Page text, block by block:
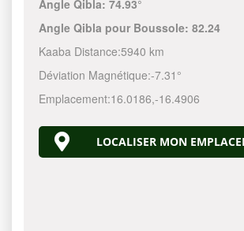
Angle Qibla:74.93°
Angle Qibla pour Boussole:82.24
Kaaba Distance:5940 km
Déviation Magnétique:-7.31°
Emplacement:16.0186,-16.4906
LOCALISER MON